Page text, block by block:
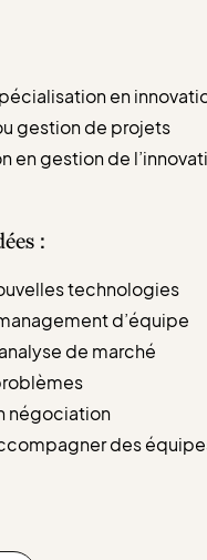
en
gestion de projets
en gestion de
:
technologies
d’équipe
de marché
négociation
des